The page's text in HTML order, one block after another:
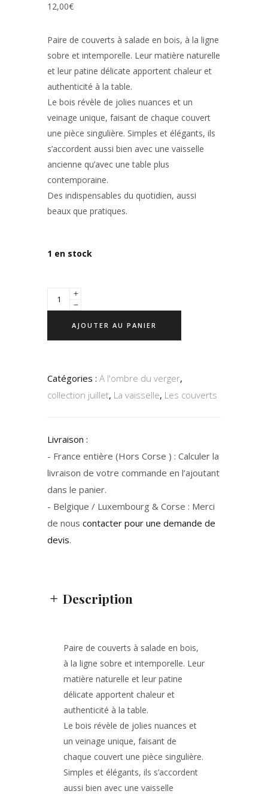
12,00€
Paire de couverts à salade en bois, à la ligne
sobre et intemporelle. Leur matière naturelle
et leur patine délicate apportent chaleur et
authenticité à la table.
Le bois révèle de jolies nuances et un
veinage unique, faisant de chaque couvert
une pièce singulière. Simples et élégants, ils
s’accordent aussi bien avec une vaisselle
ancienne qu’avec une table plus
contemporaine.
Des indispensables du quotidien, aussi
beaux que pratiques.
1 en stock
AJOUTER AU PANIER
Catégories : A l'ombre du verger,
collection juillet, La vaisselle, Les couverts
Livraison :
- France entière (Hors Corse ) : Calculer la
livraison de votre commande en l’ajoutant
dans le panier.
- Belgique / Luxembourg & Corse : Merci
de nous contacter pour une demande de
devis.
Description
Paire de couverts à salade en bois,
à la ligne sobre et intemporelle. Leur
matière naturelle et leur patine
délicate apportent chaleur et
authenticité à la table.
Le bois révèle de jolies nuances et
un veinage unique, faisant de
chaque couvert une pièce singulière.
Simples et élégants, ils s’accordent
aussi bien avec une vaisselle